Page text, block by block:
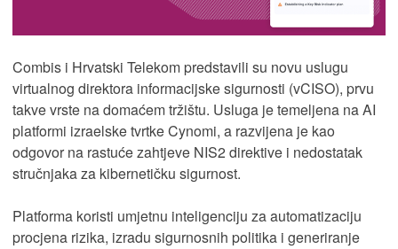
Combis i Hrvatski Telekom predstavili su novu uslugu
virtualnog direktora informacijske sigurnosti (vCISO), prvu
takve vrste na domaćem tržištu. Usluga je temeljena na AI
platformi izraelske tvrtke Cynomi, a razvijena je kao
odgovor na rastuće zahtjeve NIS2 direktive i nedostatak
stručnjaka za kibernetičku sigurnost.
Platforma koristi umjetnu inteligenciju za automatizaciju
procjena rizika, izradu sigurnosnih politika i generiranje